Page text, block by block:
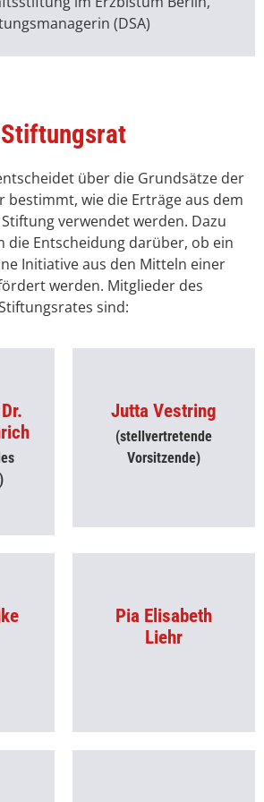
(DSA)
Stiftungsrat
über die Grundsätze der
bestimmt, wie die Erträge aus dem
verwendet werden. Dazu
die Entscheidung darüber, ob ein
Initiative aus den Mitteln einer
werden. Mitglieder des
sind:
Jutta Vestring​
(stellvertretende
Vorsitzende)​​
Pia Elisabeth
Liehr​